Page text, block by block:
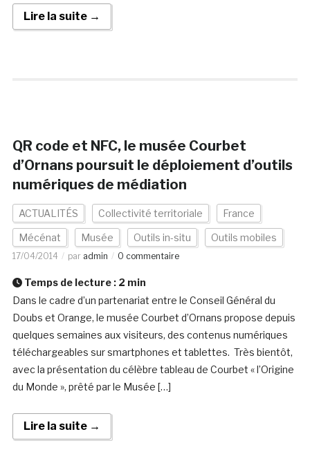
Lire la suite →
QR code et NFC, le musée Courbet
d’Ornans poursuit le déploiement d’outils
numériques de médiation
ACTUALITÉS Collectivité territoriale France
Mécénat Musée Outils in-situ Outils mobiles
17/04/2014 par admin 0 commentaire
Temps de lecture : 2 min
Dans le cadre d’un partenariat entre le Conseil Général du
Doubs et Orange, le musée Courbet d’Ornans propose depuis
quelques semaines aux visiteurs, des contenus numériques
téléchargeables sur smartphones et tablettes. Très bientôt,
avec la présentation du célèbre tableau de Courbet « l’Origine
du Monde », prêté par le Musée […]
Lire la suite →